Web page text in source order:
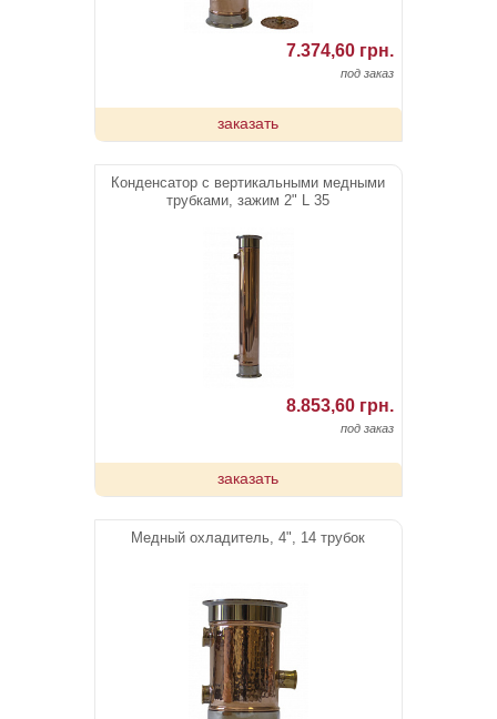
7.374,60 грн.
под заказ
заказать
Конденсатор с вертикальными медными
трубками, зажим 2" L 35
8.853,60 грн.
под заказ
заказать
Медный охладитель, 4", 14 трубок